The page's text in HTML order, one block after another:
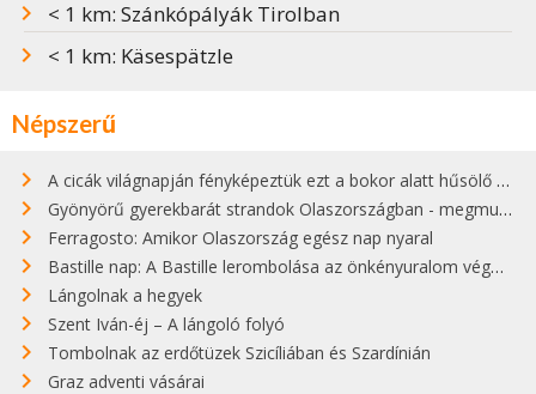
< 1 km: Szánkópályák Tirolban
< 1 km: Käsespätzle
Népszerű
A cicák világnapján fényképeztük ezt a bokor alatt hűsölő cicát Kisorosziban
Gyönyörű gyerekbarát strandok Olaszországban - megmutatjuk a 15 legjobbat
Ferragosto: Amikor Olaszország egész nap nyaral
Bastille nap: A Bastille lerombolása az önkényuralom végét jelentette
Lángolnak a hegyek
Szent Iván-éj – A lángoló folyó
Tombolnak az erdőtüzek Szicíliában és Szardínián
Graz adventi vásárai